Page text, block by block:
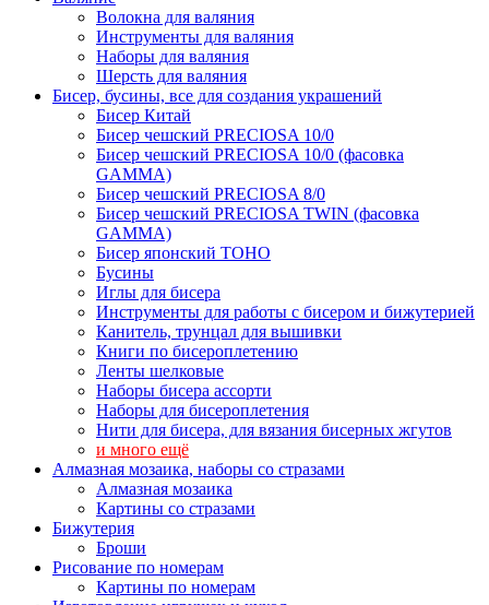
Волокна для валяния
Инструменты для валяния
Наборы для валяния
Шерсть для валяния
Бисер, бусины, все для создания украшений
Бисер Китай
Бисер чешский PRECIOSA 10/0
Бисер чешский PRECIOSA 10/0 (фасовка
GAMMA)
Бисер чешский PRECIOSA 8/0
Бисер чешский PRECIOSA TWIN (фасовка
GAMMA)
Бисер японский TOHO
Бусины
Иглы для бисера
Инструменты для работы с бисером и бижутерией
Канитель, трунцал для вышивки
Книги по бисероплетению
Ленты шелковые
Наборы бисера ассорти
Наборы для бисероплетения
Нити для бисера, для вязания бисерных жгутов
и много ещё
Алмазная мозаика, наборы со стразами
Алмазная мозаика
Картины co стразами
Бижутерия
Броши
Рисование по номерам
Картины по номерам